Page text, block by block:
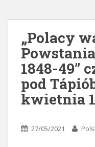
„Polacy
1848-49”
pod
kwietnia
27/05/2021